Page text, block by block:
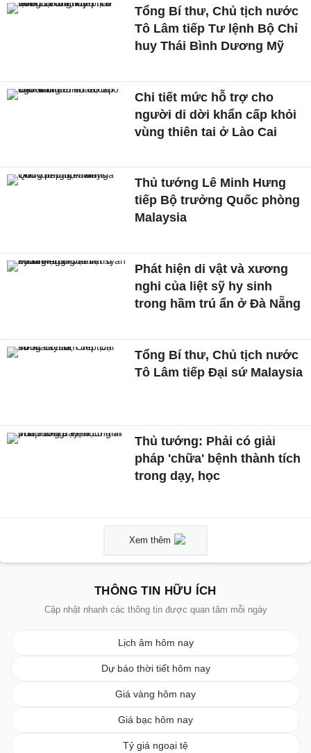
Tổng Bí thư, Chủ tịch nước
Tô Lâm tiếp Tư lệnh Bộ Chỉ
huy Thái Bình Dương Mỹ
Chi tiết mức hỗ trợ cho
người di dời khẩn cấp khỏi
vùng thiên tai ở Lào Cai
Thủ tướng Lê Minh Hưng
tiếp Bộ trưởng Quốc phòng
Malaysia
Phát hiện di vật và xương
nghi của liệt sỹ hy sinh
trong hầm trú ẩn ở Đà Nẵng
Tổng Bí thư, Chủ tịch nước
Tô Lâm tiếp Đại sứ Malaysia
Thủ tướng: Phải có giải
pháp 'chữa' bệnh thành tích
trong dạy, học
Xem thêm
THÔNG TIN HỮU ÍCH
Cập nhật nhanh các thông tin được quan tâm mỗi ngày
Lịch âm hôm nay
Dự báo thời tiết hôm nay
Giá vàng hôm nay
Giá bạc hôm nay
Tỷ giá ngoại tệ